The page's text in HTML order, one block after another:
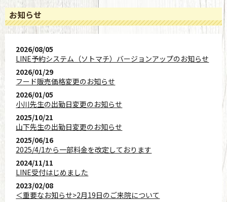
お知らせ
2026/08/05
LINE予約システム（ソトマチ）バージョンアップのお知らせ
2026/01/29
フード販売価格変更のお知らせ
2026/01/05
小川先生の出勤日変更のお知らせ
2025/10/21
山下先生の出勤日変更のお知らせ
2025/06/16
2025/4/1から一部料金を改定しております
2024/11/11
LINE受付はじめました
2023/02/08
＜重要なお知らせ>2月19日のご来院について